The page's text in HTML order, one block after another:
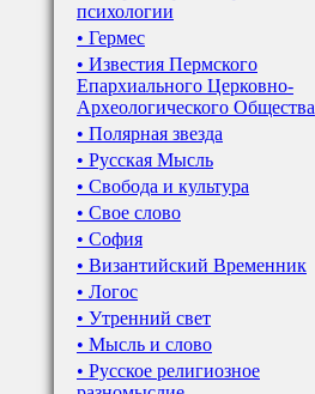
психологии
• Гермес
• Известия Пермского
Епархиального Церковно-
Археологического Общества
• Полярная звезда
• Русская Мысль
• Свобода и культура
• Свое слово
• София
• Византийский Временник
• Логос
• Утренний свет
• Мысль и слово
• Русское религиозное